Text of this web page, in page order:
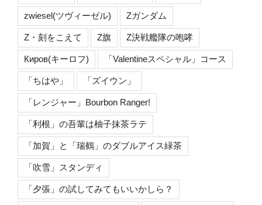
zwiesel(ツヴィーゼル) Zガンダム
Z・刻をこえて Z旗 Z決戦艦隊の咆哮
Киров(キーロフ) 「Valentineスペシャル」コース
「ちはや」 「ズイウン」
「レンジャー」Bourbon Ranger!
「利根」の吾輩は柚子抹茶ラテ
「加賀」と「瑞鶴」のダブルアイス緑茶
「吹雪」スタンディ
「夕張」の試してみてもいいかしら？